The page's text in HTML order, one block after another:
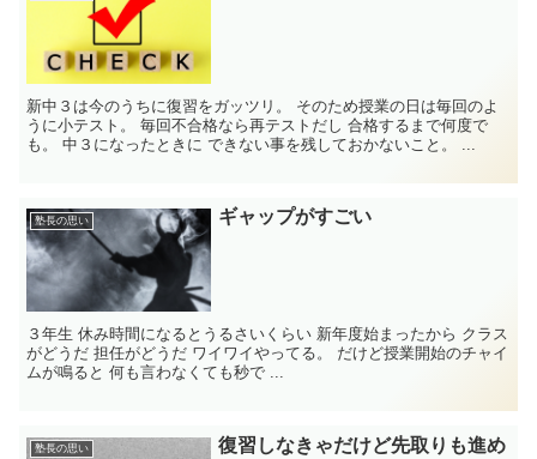
新中３は今のうちに復習をガッツリ。 そのため授業の日は毎回のよ
うに小テスト。 毎回不合格なら再テストだし 合格するまで何度で
も。 中３になったときに できない事を残しておかないこと。 ...
塾長の思い ギャップがすごい
３年生 休み時間になるとうるさいくらい 新年度始まったから クラス
がどうだ 担任がどうだ ワイワイやってる。 だけど授業開始のチャイ
ムが鳴ると 何も言わなくても秒で ...
塾長の思い
復習しなきゃだけど先取りも進め